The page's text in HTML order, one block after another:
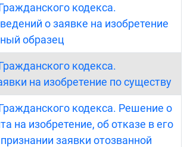
кодекса.
о заявке на изобретение
образец
кодекса.
на изобретение по существу
кодекса. Решение о
на изобретение, об отказе в его
заявки отозванной